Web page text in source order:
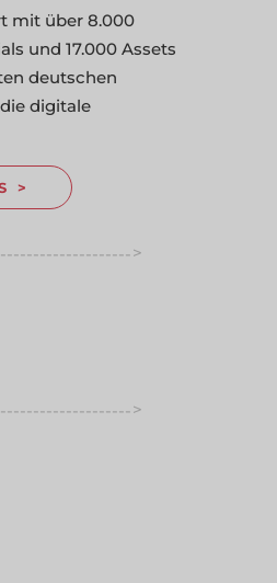
mit über 8.000
und 17.000 Assets
deutschen
digitale
>
>